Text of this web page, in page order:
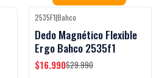
-43%OFF
2535F1|Bahco
Dedo Magnético Flexible
Ergo Bahco 2535f1
$16.990$29.990